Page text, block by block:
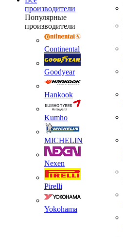
производители
Популярные
производители
Continental
Goodyear
Hankook
Kumho
MICHELIN
Nexen
Pirelli
Yokohama